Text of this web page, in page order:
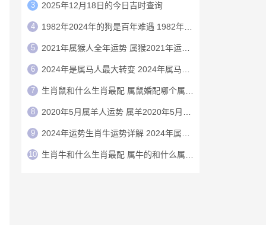
3 2025年12月18日的今日吉时查询
4 1982年2024年的狗是百年难遇 1982年的狗在2024年怎么样
5 2021年属猴人全年运势 属猴2021年运势及运程
6 2024年是属马人最大转变 2024年属马人的全年运势
7 生肖鼠和什么生肖最配 属鼠婚配哪个属相最好
8 2020年5月属羊人运势 属羊2020年5月运程
9 2024年运势生肖牛运势详解 2024年属牛人的全年运势详解
10 生肖牛和什么生肖最配 属牛的和什么属相最配